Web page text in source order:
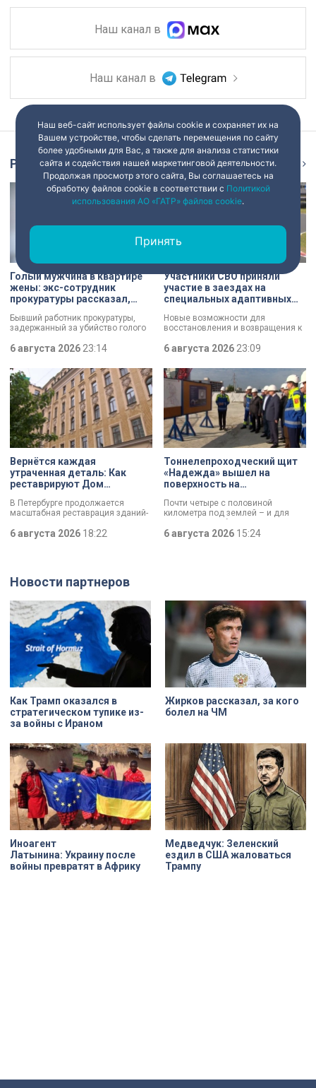
Наш канал в
Наш канал в
Репортаж
Голый мужчина в квартире
жены: экс-сотрудник
прокуратуры рассказал,
Бывший работник прокуратуры,
задержанный за убийство голого
которые толкнули его на страшное
преступление. Два года назад он
вынес мертвеца из дома на улице
Луначарского, выдавая
бездыханного мужчину за
изрядно перебравшего приятеля.
6 августа 2026 23:14
Участники СВО приняли
участие в заездах на
специальных адаптивных
Новые возможности для
восстановления и возвращения к
фонда «СВОй дом» в Петербурге
встретились с участниками
специальной военной операции,
которые сейчас проходят курс
реабилитации. Главным событием
дня стали заезды на специальных
адаптивных карт-машинах, где
ветераны смогли лично
протестировать технику и
почувствовать скорость.
6 августа 2026 23:09
Вернётся каждая
утраченная деталь: Как
реставрируют Дом
Святого Николая на улице
Марата
В Петербурге продолжается
масштабная реставрация зданий-
губернаторской программы.
Специалисты обновляют не
адресов сейчас — Дом
Единоверческой церкви Святого
Николая на улице Марата. Здание
XIX века, прошедшее через
несколько перестроек, сегодня
переживает второе рождение.
Жемчужина, объекта культурного
наследия — исторические часы.
Их элементы утрачены на 90%.
6 августа 2026 18:22
Тоннелепроходческий щит
«Надежда» вышел на
поверхность на
Почти четыре с половиной
километра под землей – и для
«Надежды» забрезжил свет:
проходческий щит вышел на
поверхность. О ходе работ у
6 августа 2026 15:24
Новости партнеров
Как Трамп оказался в
стратегическом тупике из-
за войны с Ираном
Жирков рассказал, за кого
болел на ЧМ
Иноагент
Латынина: Украину после
войны превратят в Африку
Медведчук: Зеленский
ездил в США жаловаться
Трампу
Наш веб-сайт использует файлы cookie и сохраняет их на
Вашем устройстве, чтобы сделать перемещения по сайту
более удобными для Вас, а также для анализа статистики
сайта и содействия нашей маркетинговой деятельности.
Продолжая просмотр этого сайта, Вы соглашаетесь на
обработку файлов cookie в соответствии с Политикой
использования АО «ГАТР» файлов cookie.
Принять